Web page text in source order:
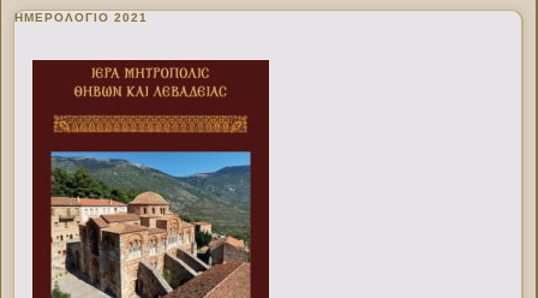
ΗΜΕΡΟΛΟΓΙΟ 2021